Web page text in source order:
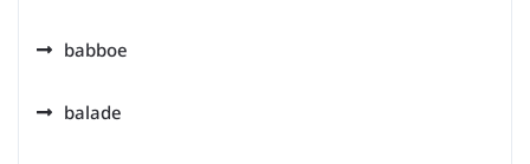
babboe
balade